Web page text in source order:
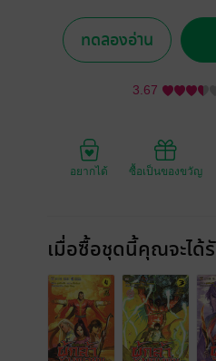
ทดลองอ่าน
3.67
อยากได้ ซื้อเป็นของขวัญ
เมื่อซื้อชุดนี้คุณจะได้